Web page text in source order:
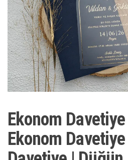
Ekonom
Ekonom